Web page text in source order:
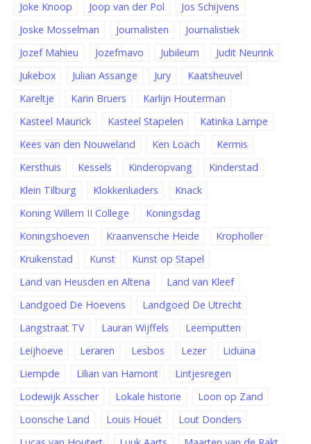
Joke Knoop Joop van der Pol
Jos Schijvens
Joske Mosselman
Journalisten
Journalistiek
Jozef Mahieu
Jozefmavo Jubileum
Judit Neurink
Jukebox
Julian Assange Jury
Kaatsheuvel
Kareltje
Karin Bruers
Karlijn Houterman
Kasteel Maurick
Kasteel Stapelen
Katinka Lampe
Kees van den Nouweland
Ken Loach
Kermis
Kersthuis
Kessels Kinderopvang
Kinderstad
Klein Tilburg
Klokkenluiders
Knack
Koning Willem II College
Koningsdag
Koningshoeven
Kraanvensche Heide
Kropholler
Kruikenstad
Kunst
Kunst op Stapel
Land van Heusden en Altena
Land van Kleef
Landgoed De Hoevens
Landgoed De Utrecht
Langstraat TV
Lauran Wijffels
Leemputten
Leijhoeve
Leraren Lesbos Lezer
Liduina
Liempde
Lilian van Hamont
Lintjesregen
Lodewijk Asscher
Lokale historie
Loon op Zand
Loonsche Land
Louis Houët
Lout Donders